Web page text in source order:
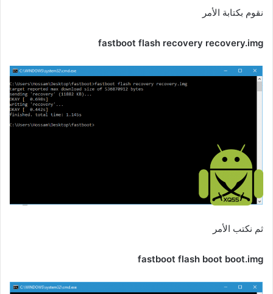
نقوم بكتابة الأمر
fastboot flash recovery recovery.img
ثم نكتب الأمر
fastboot flash boot boot.img